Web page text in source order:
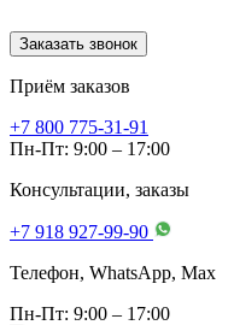
Заказать звонок
Приём заказов
+7 800 775-31-91
Пн-Пт: 9:00 – 17:00
Консультации, заказы
+7 918 927-99-90
Телефон, WhatsApp, Мах
Пн-Пт: 9:00 – 17:00